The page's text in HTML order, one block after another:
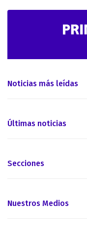
Noticias más leídas
Últimas noticias
Secciones
Nuestros Medios